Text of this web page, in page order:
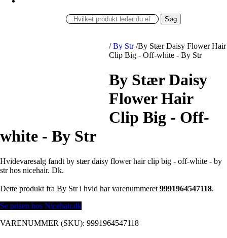
Søg
/ By Str /By Stær Daisy Flower Hair
Clip Big - Off-white - By Str
By Stær Daisy
Flower Hair
Clip Big - Off-
white - By Str
Hvidevaresalg fandt by stær daisy flower hair clip big - off-white - by
str hos nicehair. Dk.
Dette produkt fra By Str i hvid har varenummeret 9991964547118.
Se prisen hos Nicehair.dk
VARENUMMER (SKU): 9991964547118